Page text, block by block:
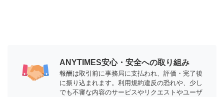
ANYTIMES安心・安全への取り組み
報酬は取引前に事務局に支払われ、評価・完了後
に振り込まれます。利用規約違反の恐れや、少し
でも不審な内容のサービスやリクエストやユーザ